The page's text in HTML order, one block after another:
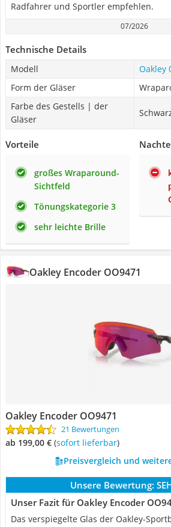
Radfahrer und Sportler empfehlen.
07/2026
Technische Details
Modell
Oakley
Form der Gläser
Farbe des Gestells | der
Gläser
Vorteile
großes Wraparound-
Sichtfeld
Tönungskategorie 3
sehr leichte Brille
Oakley Encoder OO9471
Oakley Encoder OO9471
21 Bewertungen
ab 199,00 € ( Sofort lieferbar)
Preisvergleich und
Unsere Bewertung:
Unser Fazit für Oakley Encoder
Das verspiegelte Glas der Oakley-